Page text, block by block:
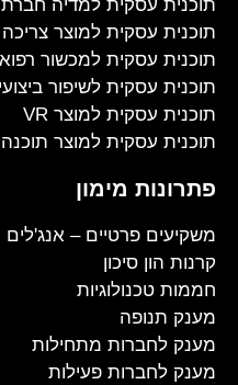
תוכנית עסקית למדיה
תוכנית עסקית למוצר צריכה
תוכנית עסקית למכשור
תוכנית עסקית לשיפור
תוכנית עסקית למוצר VR
תוכנית עסקית למוצר תוכנה
פתרונות מימון
משקיעים פרטיים – אנג'לים
קרנות הון סיכון
חממות טכנולוגיות
מענק תנופה
מענק לחברות מתחילות
מענק לחברות פעילות